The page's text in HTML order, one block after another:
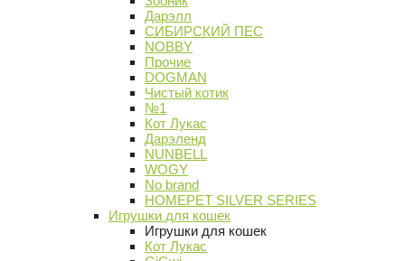
Дарэлл
СИБИРСКИЙ ПЕС
NOBBY
Прочие
DOGMAN
Чистый котик
№1
Кот Лукас
Дарэленд
NUNBELL
WOGY
No brand
HOMEPET SILVER SERIES
Игрушки для кошек
Игрушки для кошек
Кот Лукас